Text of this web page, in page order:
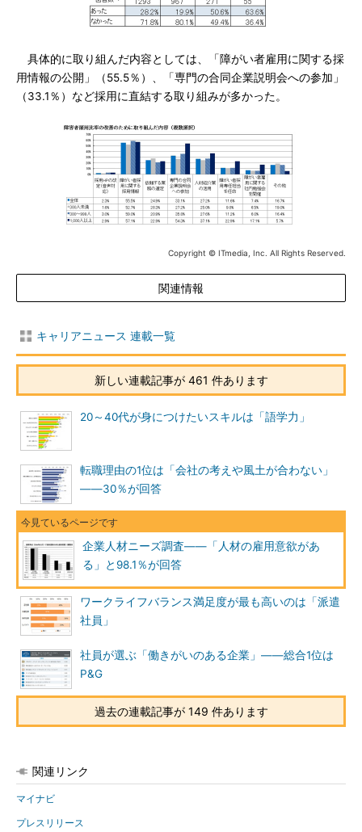
具体的に取り組んだ内容としては、「障がい者雇用に関する採
用情報の公開」（55.5％）、「専門の合同企業説明会への参加」
（33.1％）など採用に直結する取り組みが多かった。
Copyright © ITmedia, Inc. All Rights Reserved.
関連情報
キャリアニュース 連載一覧
新しい連載記事が 461 件あります
20～40代が身につけたいスキルは「語学力」
転職理由の1位は「会社の考えや風土が合わない」
――30％が回答
企業人材ニーズ調査――「人材の雇用意欲があ
る」と98.1％が回答
ワークライフバランス満足度が最も高いのは「派遣
社員」
社員が選ぶ「働きがいのある企業」――総合1位は
P&G
過去の連載記事が 149 件あります
関連リンク
マイナビ
プレスリリース